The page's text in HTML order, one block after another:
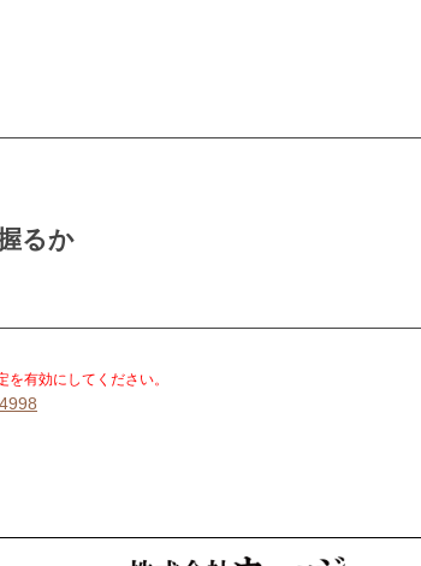
るか
有効にしてください。